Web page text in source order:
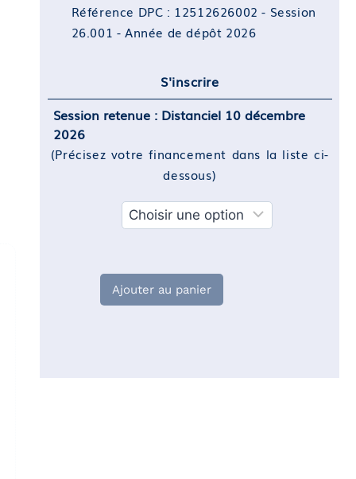
Référence DPC : 12512626002 - Session
26.001 - Année de dépôt 2026
S'inscrire
Session retenue : Distanciel 10 décembre
2026
(Précisez votre financement dans la liste ci-
dessous)
Ajouter au panier